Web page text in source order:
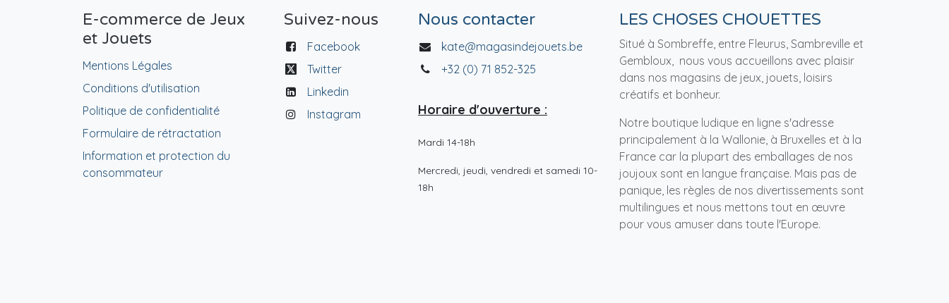
E-commerce de Jeux
et Jouets
Mentions Légales
Conditions d'utilisation
Politique de confidentialité
Formulaire de rétractation
Information et protection du
consommateur
Suivez-nous
Facebook
Twitter
Linkedin
Instagram
Nous contacter
kate@magasindejouets.be
+32 (0) 71 852-325
Horaire d'ouverture :
Mardi 14-18h
Mercredi, jeudi, vendredi et samedi 10-
18h
LES CHOSES CHOUETTES
Situé à Sombreffe, entre Fleurus, Sambreville et
Gembloux, nous vous accueillons avec plaisir
dans nos magasins de jeux, jouets, loisirs
créatifs et bonheur.
Notre boutique ludique en ligne s'adresse
principalement à la Wallonie, à Bruxelles et à la
France car la plupart des emballages de nos
joujoux sont en langue française. Mais pas de
panique, les règles de nos divertissements sont
multilingues et nous mettons tout en œuvre
pour vous amuser dans toute l'Europe.